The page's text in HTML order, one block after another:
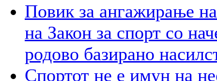
Повик за ангажирање на
на Закон за спорт со
родово базирано
Спортот не е имун на